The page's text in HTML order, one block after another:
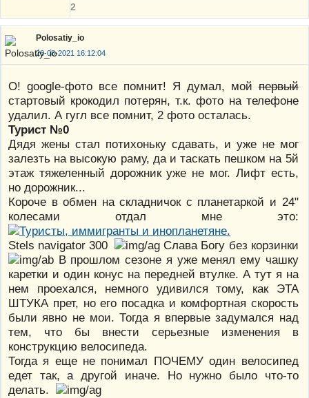
2
Polosatiy_io
26-08-2021 16:12:04
О! google-фото все помнит! Я думал, мойпервый
стартовый крокодил потерян, т.к. фото на телефоне
удалил. А гугл все помнит, 2 фото осталась.
Турист №0
Дядя жены стал потихоньку сдавать, и уже не мог
залезть на высокую раму, да и таскать пешком на 5й
этаж тяжеленный дорожник уже не мог. Лифт есть,
но дорожник...
Короче в обмен на складничок с планетаркой и 24"
колесами отдал мне это:
Stels navigator 300
Слава Богу без корзинки
В прошлом сезоне я уже менял ему чашку
каретки и один конус на передней втулке. А тут я на
нем проехался, немного удивился тому, как ЭТА
ШТУКА прет, но его посадка и комфортная скорость
были явно не мои. Тогда я впервые задумался над
тем, что бы внести серьезные изменения в
конструкцию велосипеда.
Тогда я еще не понимал ПОЧЕМУ один велосипед
едет так, а другой иначе. Но нужно было что-то
делать.